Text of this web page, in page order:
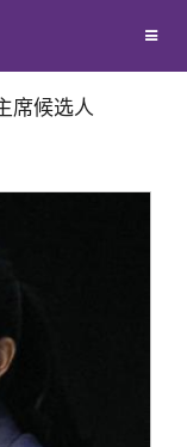
席候选人